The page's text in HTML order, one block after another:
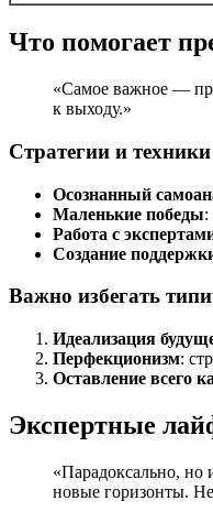
Что помогает
«Самое важное —
к выходу.»
Стратегии и техники
Осознанный
Маленькие победы:
Работа с
Создание
Важно избегать
Идеализация
Перфекционизм:
Оставление всего
Экспертные
«Парадоксально, но
новые горизонты.